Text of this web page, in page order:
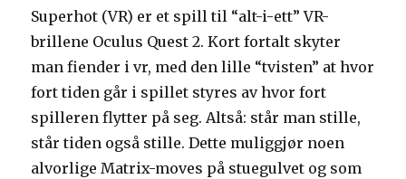
Superhot (VR) er et spill til “alt-i-ett” VR-
brillene Oculus Quest 2. Kort fortalt skyter
man fiender i vr, med den lille “tvisten” at hvor
fort tiden går i spillet styres av hvor fort
spilleren flytter på seg. Altså: står man stille,
står tiden også stille. Dette muliggjør noen
alvorlige Matrix-moves på stuegulvet og som